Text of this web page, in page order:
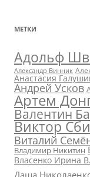
МЕТКИ
Адольф
Александр Винник
Анастасия
Андрей Усков
Артем
Валентин
Виктор
Виталий
Владимир Никитин
Власенко Ирина
Даша